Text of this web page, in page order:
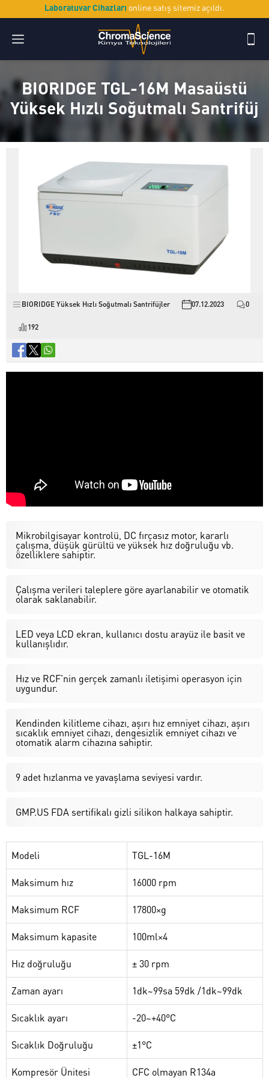
Laboratuvar Cihazları online satış sitemiz açıldı.
BIORIDGE TGL-16M Masaüstü
Yüksek Hızlı Soğutmalı Santrifüj
BIORIDGE Yüksek Hızlı Soğutmalı Santrifüjler 07.12.2023 0
192
Mikrobilgisayar kontrolü, DC fırçasız motor, kararlı
çalışma, düşük gürültü ve yüksek hız doğruluğu vb.
özelliklere sahiptir.
Çalışma verileri taleplere göre ayarlanabilir ve otomatik
olarak saklanabilir.
LED veya LCD ekran, kullanıcı dostu arayüz ile basit ve
kullanışlıdır.
Hız ve RCF’nin gerçek zamanlı iletişimi operasyon için
uygundur.
Kendinden kilitleme cihazı, aşırı hız emniyet cihazı, aşırı
sıcaklık emniyet cihazı, dengesizlik emniyet cihazı ve
otomatik alarm cihazına sahiptir.
9 adet hızlanma ve yavaşlama seviyesi vardır.
GMP.US FDA sertifikalı gizli silikon halkaya sahiptir.
Modeli TGL-16M
Maksimum hız 16000 rpm
Maksimum RCF 17800×g
Maksimum kapasite 100ml×4
Hız doğruluğu ± 30 rpm
Zaman ayarı 1dk~99sa 59dk /1dk~99dk
Sıcaklık ayarı -20~+40°C
Sıcaklık Doğruluğu ±1°C
Kompresör Ünitesi CFC olmayan R134a